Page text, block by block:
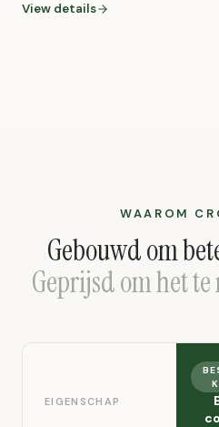
View details
WAAROM
Gebouwd om
Geprijsd om het
EIGENSCHAP